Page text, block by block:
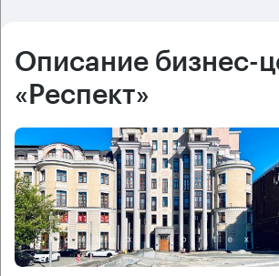
Описание бизнес-
«Респект»